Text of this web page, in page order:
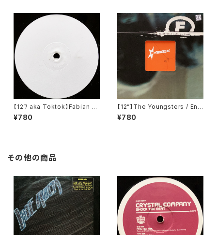
【12”/ aka Toktok】Fabian Fe
yerabendt / Moabit Rules
(V-Records) (V011)
¥780
【12”】The Youngsters / End
(F Communications) (F 13
5)
¥780
その他の商品